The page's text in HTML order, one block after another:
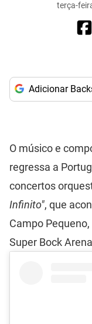
terça-
Adicionar
O músico e
regressa a
concertos
Infinito", que
Campo
Super Bock